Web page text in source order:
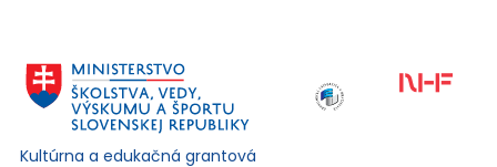
Kultúrna a edukačná grantová